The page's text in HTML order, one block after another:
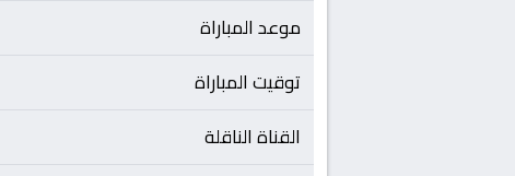
موعد المباراة
توقيت المباراة
القناة الناقلة